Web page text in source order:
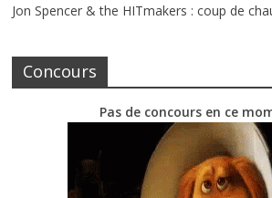
Jon Spencer & the HITmakers : coup de
Concours
Pas de concours en ce